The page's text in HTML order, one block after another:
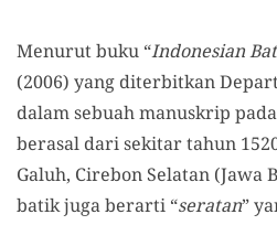
Menurut buku “Indonesian
(2006) yang diterbitkan
dalam sebuah manuskrip
berasal dari sekitar tahun
Galuh, Cirebon Selatan
batik juga berarti “seratan”